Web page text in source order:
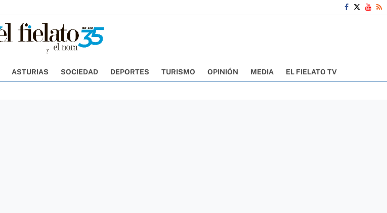
ASTURIAS SOCIEDAD DEPORTES TURISMO OPINIÓN MEDIA EL FIELATO TV